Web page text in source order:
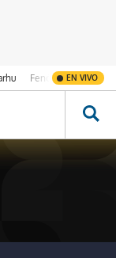
Fenómeno de El
EN VIVO